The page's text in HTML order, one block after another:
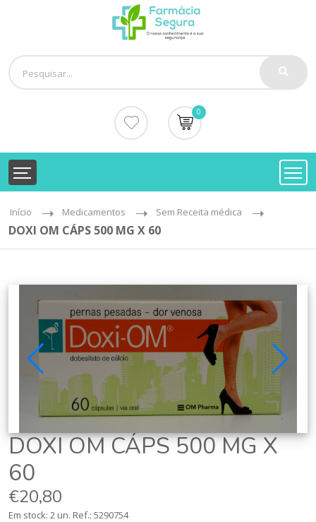
0
Início Medicamentos Sem Receita médica
DOXI OM CÁPS 500 MG X 60
DOXI OM CÁPS 500 MG X
60
€20,80
Em stock: 2 un. Ref.: 5290754